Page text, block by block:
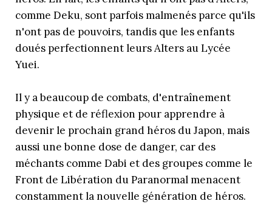
comme Deku, sont parfois malmenés parce qu'ils
n'ont pas de pouvoirs, tandis que les enfants
doués perfectionnent leurs Alters au Lycée
Yuei.
Il y a beaucoup de combats, d'entraînement
physique et de réflexion pour apprendre à
devenir le prochain grand héros du Japon, mais
aussi une bonne dose de danger, car des
méchants comme Dabi et des groupes comme le
Front de Libération du Paranormal menacent
constamment la nouvelle génération de héros.